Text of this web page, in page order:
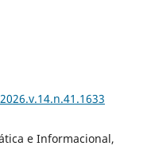
e Informacional,